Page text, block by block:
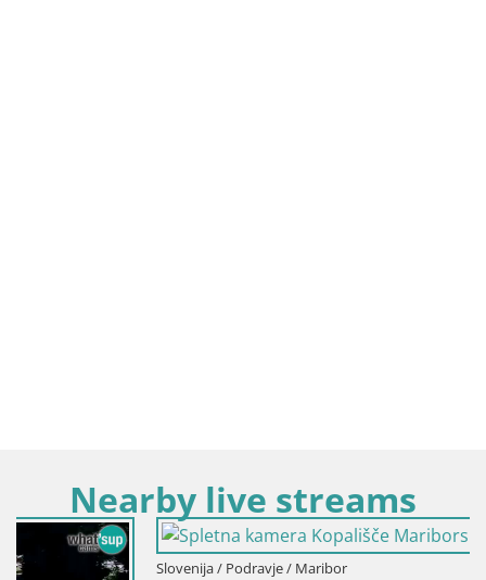
Nearby live streams
Slovenija / Podravje / Maribor